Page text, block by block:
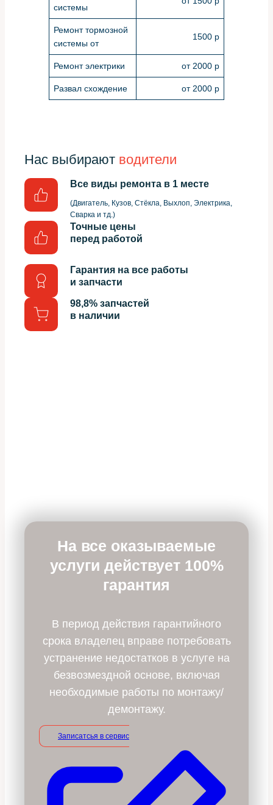
системы
Ремонт тормозной
системы от
1500 р
Ремонт электрики от 2000 р
Развал схождение от 2000 р
Нас выбирают водители
Все виды ремонта в 1 месте
(Двигатель, Кузов, Стёкла, Выхлоп, Электрика,
Сварка и тд.)
Точные цены
перед работой
Гарантия на все работы
и запчасти
98,8% запчастей
в наличии
На все оказываемые
услуги действует 100%
гарантия
В период действия гарантийного
срока владелец вправе потребовать
устранение недостатков в услуге на
безвозмездной основе, включая
необходимые работы по монтажу/
демонтажу.
Записатсья в сервис